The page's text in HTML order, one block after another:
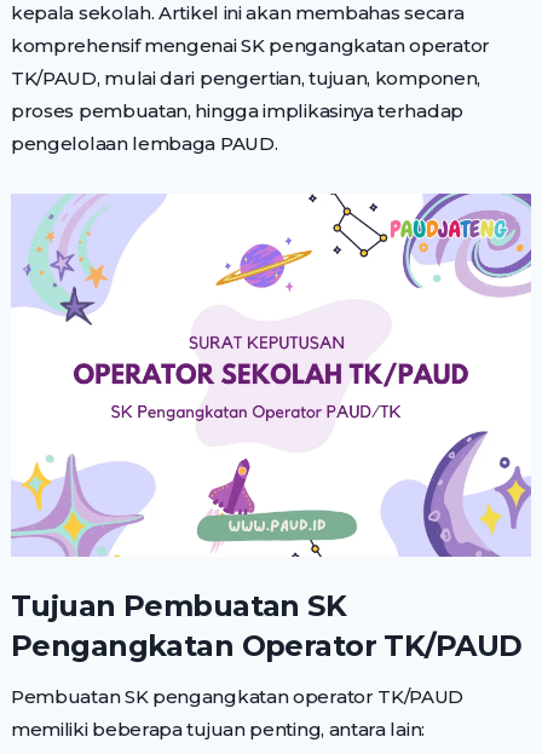
kepala sekolah. Artikel ini akan membahas secara
komprehensif mengenai SK pengangkatan operator
TK/PAUD, mulai dari pengertian, tujuan, komponen,
proses pembuatan, hingga implikasinya terhadap
pengelolaan lembaga PAUD.
Tujuan Pembuatan SK
Pengangkatan Operator TK/PAUD
Pembuatan SK pengangkatan operator TK/PAUD
memiliki beberapa tujuan penting, antara lain: